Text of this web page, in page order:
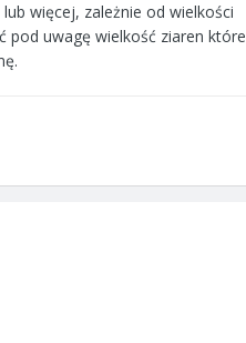
więcej, zależnie od wielkości
pod uwagę wielkość ziaren które